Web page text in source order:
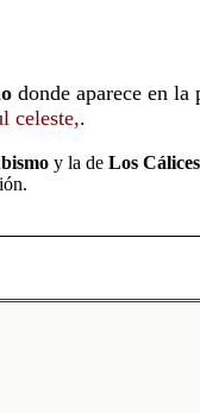
donde aparece en la
celeste,.
y la de Los